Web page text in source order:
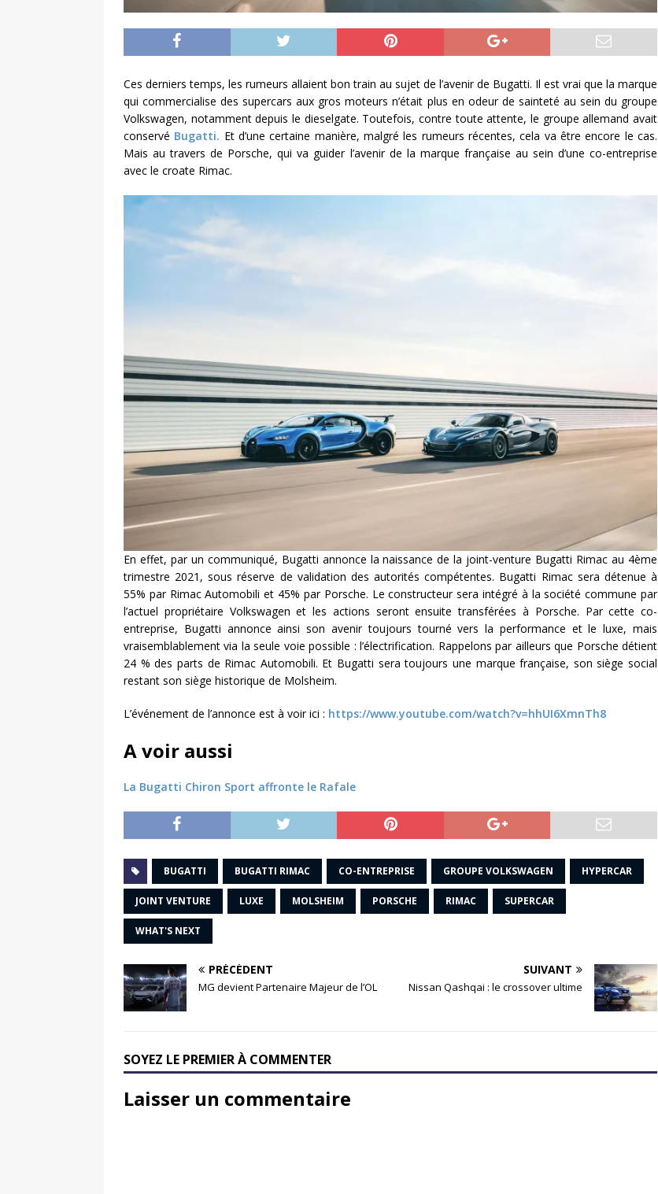
Ces derniers temps, les rumeurs allaient bon train au sujet de l’avenir de Bugatti. Il est vrai que la marque
qui commercialise des supercars aux gros moteurs n’était plus en odeur de sainteté au sein du groupe
Volkswagen, notamment depuis le dieselgate. Toutefois, contre toute attente, le groupe allemand avait
conservé Bugatti. Et d’une certaine manière, malgré les rumeurs récentes, cela va être encore le cas.
Mais au travers de Porsche, qui va guider l’avenir de la marque française au sein d’une co-entreprise
avec le croate Rimac.
En effet, par un communiqué, Bugatti annonce la naissance de la joint-venture Bugatti Rimac au 4ème
trimestre 2021, sous réserve de validation des autorités compétentes. Bugatti Rimac sera détenue à
55% par Rimac Automobili et 45% par Porsche. Le constructeur sera intégré à la société commune par
l’actuel propriétaire Volkswagen et les actions seront ensuite transférées à Porsche. Par cette co-
entreprise, Bugatti annonce ainsi son avenir toujours tourné vers la performance et le luxe, mais
vraisemblablement via la seule voie possible : l’électrification. Rappelons par ailleurs que Porsche détient
24 % des parts de Rimac Automobili. Et Bugatti sera toujours une marque française, son siège social
restant son siège historique de Molsheim.
L’événement de l’annonce est à voir ici : https://www.youtube.com/watch?v=hhUI6XmnTh8
A voir aussi
La Bugatti Chiron Sport affronte le Rafale
BUGATTI BUGATTI RIMAC CO-ENTREPRISE GROUPE VOLKSWAGEN HYPERCAR
JOINT VENTURE LUXE MOLSHEIM PORSCHE RIMAC SUPERCAR
WHAT'S NEXT
PRÉCÉDENT
MG devient Partenaire Majeur de l’OL
SUIVANT
Nissan Qashqai : le crossover ultime
SOYEZ LE PREMIER À COMMENTER
Laisser un commentaire